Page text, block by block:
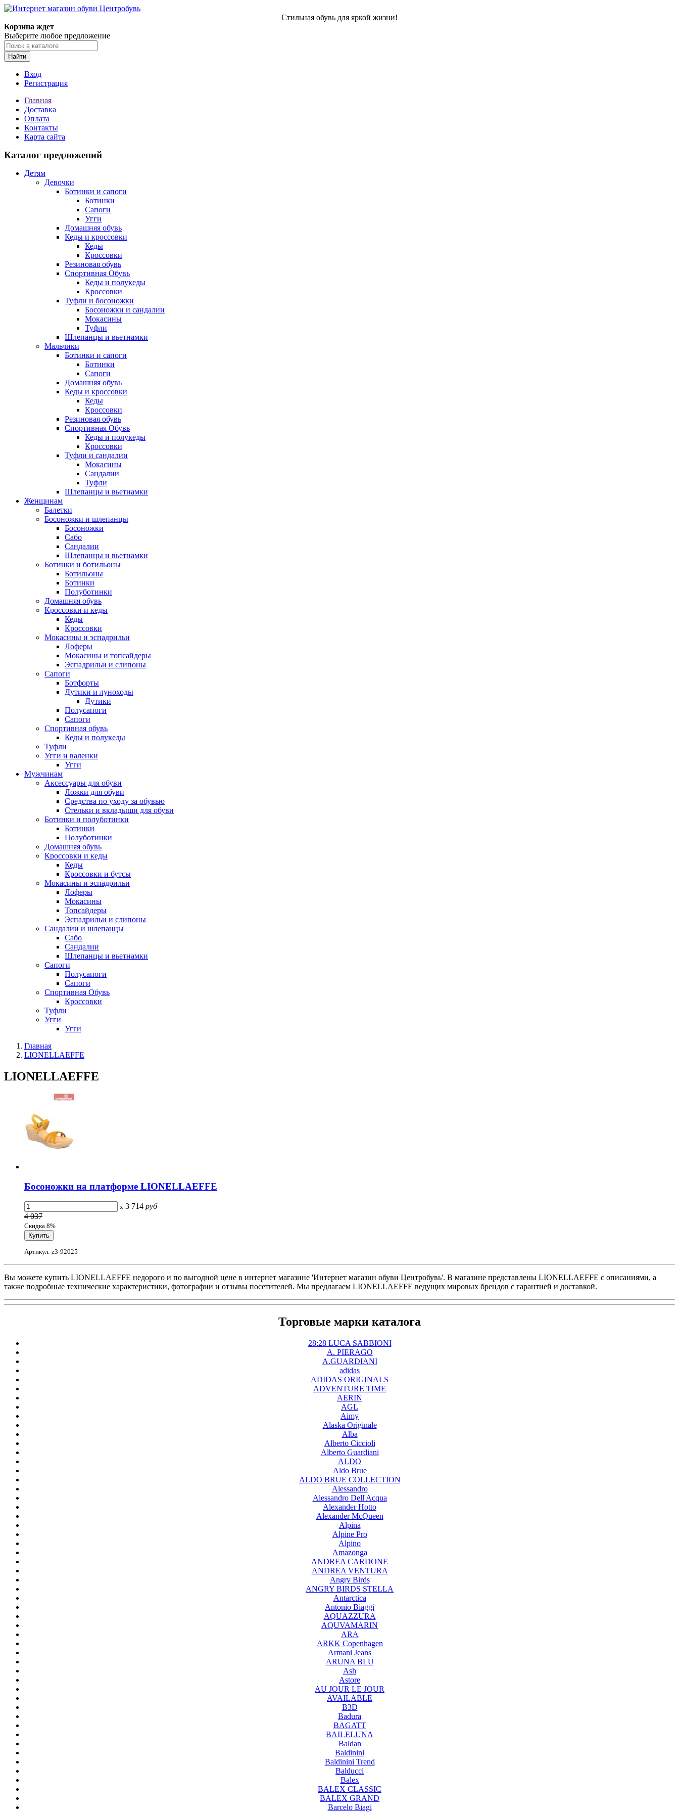
Стильная обувь для яркой жизни!
Корзина ждет
Выберите любое предложение
Найти
Вход
Регистрация
Главная
Доставка
Оплата
Контакты
Карта сайта
Каталог предложений
Детям
Девочки
Ботинки и сапоги
Ботинки
Сапоги
Угги
Домашняя обувь
Кеды и кроссовки
Кеды
Кроссовки
Резиновая обувь
Спортивная Обувь
Кеды и полукеды
Кроссовки
Туфли и босоножки
Босоножки и сандалии
Мокасины
Туфли
Шлепанцы и вьетнамки
Мальчики
Ботинки и сапоги
Ботинки
Сапоги
Домашняя обувь
Кеды и кроссовки
Кеды
Кроссовки
Резиновая обувь
Спортивная Обувь
Кеды и полукеды
Кроссовки
Туфли и сандалии
Мокасины
Сандалии
Туфли
Шлепанцы и вьетнамки
Женщинам
Балетки
Босоножки и шлепанцы
Босоножки
Сабо
Сандалии
Шлепанцы и вьетнамки
Ботинки и ботильоны
Ботильоны
Ботинки
Полуботинки
Домашняя обувь
Кроссовки и кеды
Кеды
Кроссовки
Мокасины и эспадрильи
Лоферы
Мокасины и топсайдеры
Эспадрильи и слипоны
Сапоги
Ботфорты
Дутики и луноходы
Дутики
Полусапоги
Сапоги
Спортивная обувь
Кеды и полукеды
Туфли
Угги и валенки
Угги
Мужчинам
Аксессуары для обуви
Ложки для обуви
Средства по уходу за обувью
Стельки и вкладыши для обуви
Ботинки и полуботинки
Ботинки
Полуботинки
Домашняя обувь
Кроссовки и кеды
Кеды
Кроссовки и бутсы
Мокасины и эспадрильи
Лоферы
Мокасины
Топсайдеры
Эспадрильи и слипоны
Сандалии и шлепанцы
Сабо
Сандалии
Шлепанцы и вьетнамки
Сапоги
Полусапоги
Сапоги
Спортивная Обувь
Кроссовки
Туфли
Угги
Угги
Главная
LIONELLAEFFE
LIONELLAEFFE
Босоножки на платформе LIONELLAEFFE
x 3 714 руб
4 037
Скидка 8%
Артикул: z3-92025
Вы можете купить LIONELLAEFFE недорого и по выгодной цене в интернет магазине 'Интернет магазин обуви Центробувь'. В магазине представлены LIONELLAEFFE с описаниями, а
также подробные технические характеристики, фотографии и отзывы посетителей. Мы предлагаем LIONELLAEFFE ведущих мировых брендов с гарантией и доставкой.
Торговые марки каталога
28:28 LUCA SABBIONI
A. PIERAGO
A.GUARDIANI
adidas
ADIDAS ORIGINALS
ADVENTURE TIME
AERIN
AGL
Aimy
Alaska Originale
Alba
Alberto Ciccioli
Alberto Guardiani
ALDO
Aldo Brue
ALDO BRUE COLLECTION
Alessandro
Alessandro Dell'Acqua
Alexander Hotto
Alexander McQueen
Alpina
Alpine Pro
Alpino
Amazonga
ANDREA CARDONE
ANDREA VENTURA
Angry Birds
ANGRY BIRDS STELLA
Antarctica
Antonio Biaggi
AQUAZZURA
AQUVAMARIN
ARA
ARKK Copenhagen
Armani Jeans
ARUNA BLU
Ash
Astore
AU JOUR LE JOUR
AVAILABLE
B3D
Badura
BAGATT
BAILELUNA
Baldan
Baldinini
Baldinini Trend
Balducci
Balex
BALEX CLASSIC
BALEX GRAND
Barcelo Biagi